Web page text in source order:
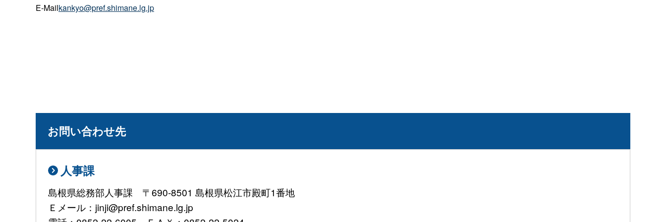
E-Mailkankyo@pref.shimane.lg.jp
お問い合わせ先
人事課
島根県総務部人事課 〒690-8501 島根県松江市殿町1番地
Ｅメール：jinji@pref.shimane.lg.jp